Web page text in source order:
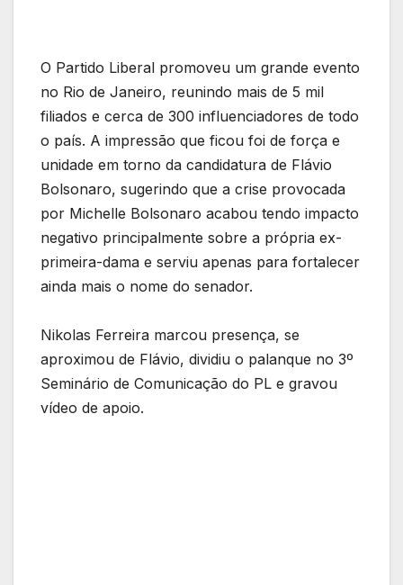
O Partido Liberal promoveu um grande evento
no Rio de Janeiro, reunindo mais de 5 mil
filiados e cerca de 300 influenciadores de todo
o país. A impressão que ficou foi de força e
unidade em torno da candidatura de Flávio
Bolsonaro, sugerindo que a crise provocada
por Michelle Bolsonaro acabou tendo impacto
negativo principalmente sobre a própria ex-
primeira-dama e serviu apenas para fortalecer
ainda mais o nome do senador.
Nikolas Ferreira marcou presença, se
aproximou de Flávio, dividiu o palanque no 3º
Seminário de Comunicação do PL e gravou
vídeo de apoio.